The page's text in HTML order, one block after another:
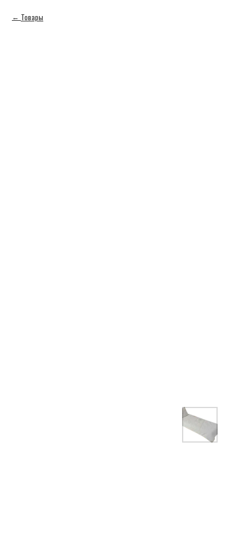
Товары